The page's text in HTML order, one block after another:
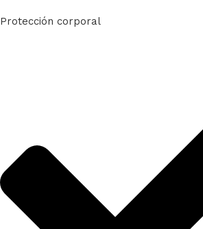
Protección corporal